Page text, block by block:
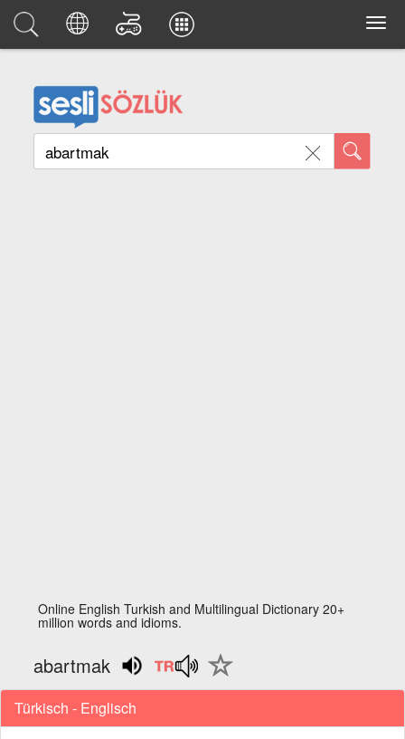
Online English Turkish and Multilingual Dictionary 20+
million words and idioms.
abartmak
Türkisch - Englisch